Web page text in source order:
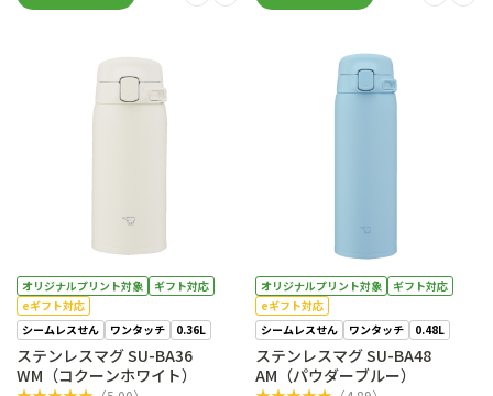
オリジナルプリント対象
ギフト対応
eギフト対応
シームレスせん
ワンタッチ 0.36L
ステンレスマグ SU-BA36
WM（コクーンホワイト）
オリジナルプリント対象
ギフト対応
eギフト対応
シームレスせん
ワンタッチ 0.48L
ステンレスマグ SU-BA48
AM（パウダーブルー）